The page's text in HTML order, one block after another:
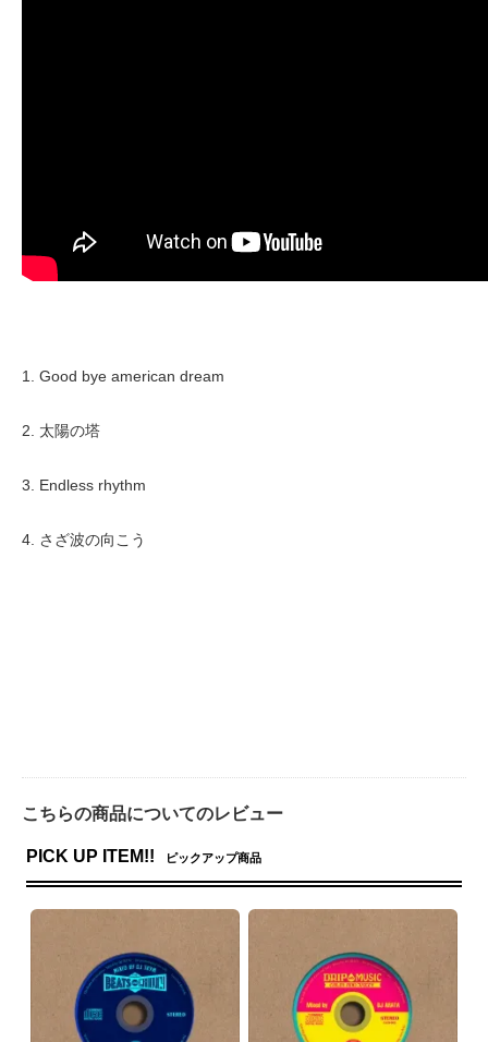
1. Good bye american dream
2. 太陽の塔
3. Endless rhythm
4. さざ波の向こう
こちらの商品についてのレビュー
PICK UP ITEM!! ピックアップ商品